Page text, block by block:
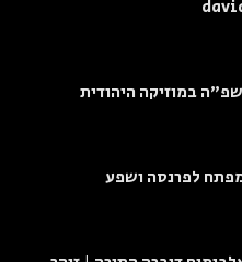
במוזיקה היהודית
לפרנסה ושפע